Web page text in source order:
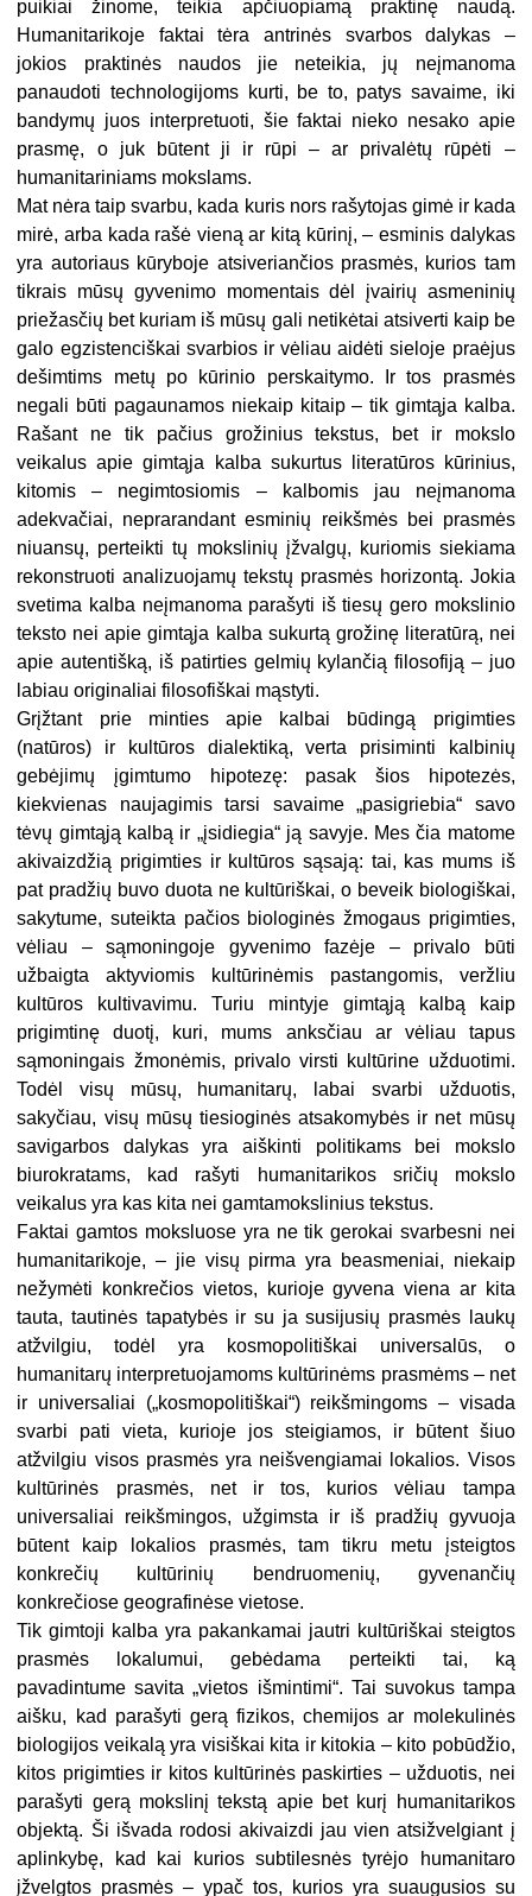
puikiai žinome, teikia apčiuopiamą praktinę naudą.
Humanitarikoje faktai tėra antrinės svarbos dalykas –
jokios praktinės naudos jie neteikia, jų neįmanoma
panaudoti technologijoms kurti, be to, patys savaime, iki
bandymų juos interpretuoti, šie faktai nieko nesako apie
prasmę, o juk būtent ji ir rūpi – ar privalėtų rūpėti –
humanitariniams mokslams.
Mat nėra taip svarbu, kada kuris nors rašytojas gimė ir kada
mirė, arba kada rašė vieną ar kitą kūrinį, – esminis dalykas
yra autoriaus kūryboje atsiveriančios prasmės, kurios tam
tikrais mūsų gyvenimo momentais dėl įvairių asmeninių
priežasčių bet kuriam iš mūsų gali netikėtai atsiverti kaip be
galo egzistenciškai svarbios ir vėliau aidėti sieloje praėjus
dešimtims metų po kūrinio perskaitymo. Ir tos prasmės
negali būti pagaunamos niekaip kitaip – tik gimtąja kalba.
Rašant ne tik pačius grožinius tekstus, bet ir mokslo
veikalus apie gimtąja kalba sukurtus literatūros kūrinius,
kitomis – negimtosiomis – kalbomis jau neįmanoma
adekvačiai, neprarandant esminių reikšmės bei prasmės
niuansų, perteikti tų mokslinių įžvalgų, kuriomis siekiama
rekonstruoti analizuojamų tekstų prasmės horizontą. Jokia
svetima kalba neįmanoma parašyti iš tiesų gero mokslinio
teksto nei apie gimtąja kalba sukurtą grožinę literatūrą, nei
apie autentišką, iš patirties gelmių kylančią filosofiją – juo
labiau originaliai filosofiškai mąstyti.
Grįžtant prie minties apie kalbai būdingą prigimties
(natūros) ir kultūros dialektiką, verta prisiminti kalbinių
gebėjimų įgimtumo hipotezę: pasak šios hipotezės,
kiekvienas naujagimis tarsi savaime „pasigriebia“ savo
tėvų gimtąją kalbą ir „įsidiegia“ ją savyje. Mes čia matome
akivaizdžią prigimties ir kultūros sąsają: tai, kas mums iš
pat pradžių buvo duota ne kultūriškai, o beveik biologiškai,
sakytume, suteikta pačios biologinės žmogaus prigimties,
vėliau – sąmoningoje gyvenimo fazėje – privalo būti
užbaigta aktyviomis kultūrinėmis pastangomis, veržliu
kultūros kultivavimu. Turiu mintyje gimtąją kalbą kaip
prigimtinę duotį, kuri, mums anksčiau ar vėliau tapus
sąmoningais žmonėmis, privalo virsti kultūrine užduotimi.
Todėl visų mūsų, humanitarų, labai svarbi užduotis,
sakyčiau, visų mūsų tiesioginės atsakomybės ir net mūsų
savigarbos dalykas yra aiškinti politikams bei mokslo
biurokratams, kad rašyti humanitarikos sričių mokslo
veikalus yra kas kita nei gamtamokslinius tekstus.
Faktai gamtos moksluose yra ne tik gerokai svarbesni nei
humanitarikoje, – jie visų pirma yra beasmeniai, niekaip
nežymėti konkrečios vietos, kurioje gyvena viena ar kita
tauta, tautinės tapatybės ir su ja susijusių prasmės laukų
atžvilgiu, todėl yra kosmopolitiškai universalūs, o
humanitarų interpretuojamoms kultūrinėms prasmėms – net
ir universaliai („kosmopolitiškai“) reikšmingoms – visada
svarbi pati vieta, kurioje jos steigiamos, ir būtent šiuo
atžvilgiu visos prasmės yra neišvengiamai lokalios. Visos
kultūrinės prasmės, net ir tos, kurios vėliau tampa
universaliai reikšmingos, užgimsta ir iš pradžių gyvuoja
būtent kaip lokalios prasmės, tam tikru metu įsteigtos
konkrečių kultūrinių bendruomenių, gyvenančių
konkrečiose geografinėse vietose.
Tik gimtoji kalba yra pakankamai jautri kultūriškai steigtos
prasmės lokalumui, gebėdama perteikti tai, ką
pavadintume savita „vietos išmintimi“. Tai suvokus tampa
aišku, kad parašyti gerą fizikos, chemijos ar molekulinės
biologijos veikalą yra visiškai kita ir kitokia – kito pobūdžio,
kitos prigimties ir kitos kultūrinės paskirties – užduotis, nei
parašyti gerą mokslinį tekstą apie bet kurį humanitarikos
objektą. Ši išvada rodosi akivaizdi jau vien atsižvelgiant į
aplinkybę, kad kai kurios subtilesnės tyrėjo humanitaro
įžvelgtos prasmės – ypač tos, kurios yra suaugusios su